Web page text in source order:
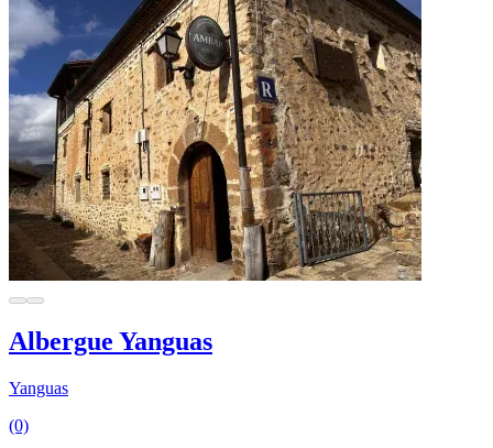
Albergue Yanguas
Yanguas
(0)